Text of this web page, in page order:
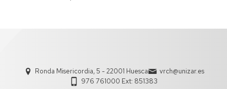
Ronda Misericordia, 5 - 22001 Huesca
vrch@unizar.es
976 761000 Ext: 851383